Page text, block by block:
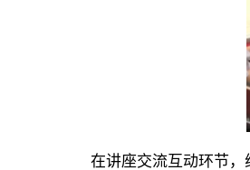
在讲座交流互动环节，